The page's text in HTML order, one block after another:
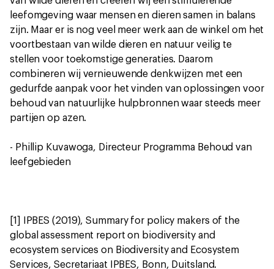
leefomgeving waar mensen en dieren samen in balans
zijn. Maar er is nog veel meer werk aan de winkel om het
voortbestaan van wilde dieren en natuur veilig te
stellen voor toekomstige generaties. Daarom
combineren wij vernieuwende denkwijzen met een
gedurfde aanpak voor het vinden van oplossingen voor
behoud van natuurlijke hulpbronnen waar steeds meer
partijen op azen.
- Phillip Kuvawoga, Directeur Programma Behoud van
leefgebieden
[1] IPBES (2019), Summary for policy makers of the
global assessment report on biodiversity and
ecosystem services on Biodiversity and Ecosystem
Services, Secretariaat IPBES, Bonn, Duitsland.